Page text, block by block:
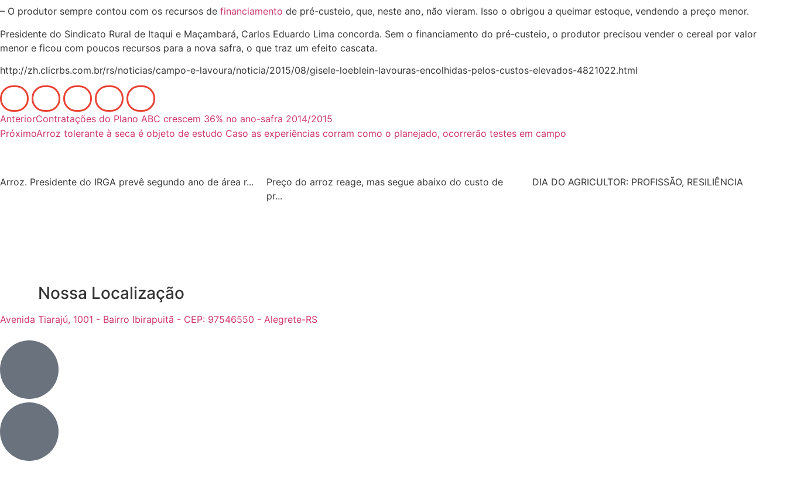
– O produtor sempre contou com os recursos de financiamento de pré-custeio, que, neste ano, não vieram. Isso o obrigou a queimar estoque, vendendo a preço menor.
Presidente do Sindicato Rural de Itaqui e Maçambará, Carlos Eduardo Lima concorda. Sem o financiamento do pré-custeio, o produtor precisou vender o cereal por valor
menor e ficou com poucos recursos para a nova safra, o que traz um efeito cascata.
http://zh.clicrbs.com.br/rs/noticias/campo-e-lavoura/noticia/2015/08/gisele-loeblein-lavouras-encolhidas-pelos-custos-elevados-4821022.html
AnteriorContratações do Plano ABC crescem 36% no ano-safra 2014/2015
PróximoArroz tolerante à seca é objeto de estudo Caso as experiências corram como o planejado, ocorrerão testes em campo
Arroz. Presidente do IRGA prevê segundo ano de área r...
Preço do arroz reage, mas segue abaixo do custo de
pr...
DIA DO AGRICULTOR: PROFISSÃO, RESILIÊNCIA
Nossa Localização
Avenida Tiarajú, 1001 - Bairro Ibirapuitã - CEP: 97546550 - Alegrete-RS